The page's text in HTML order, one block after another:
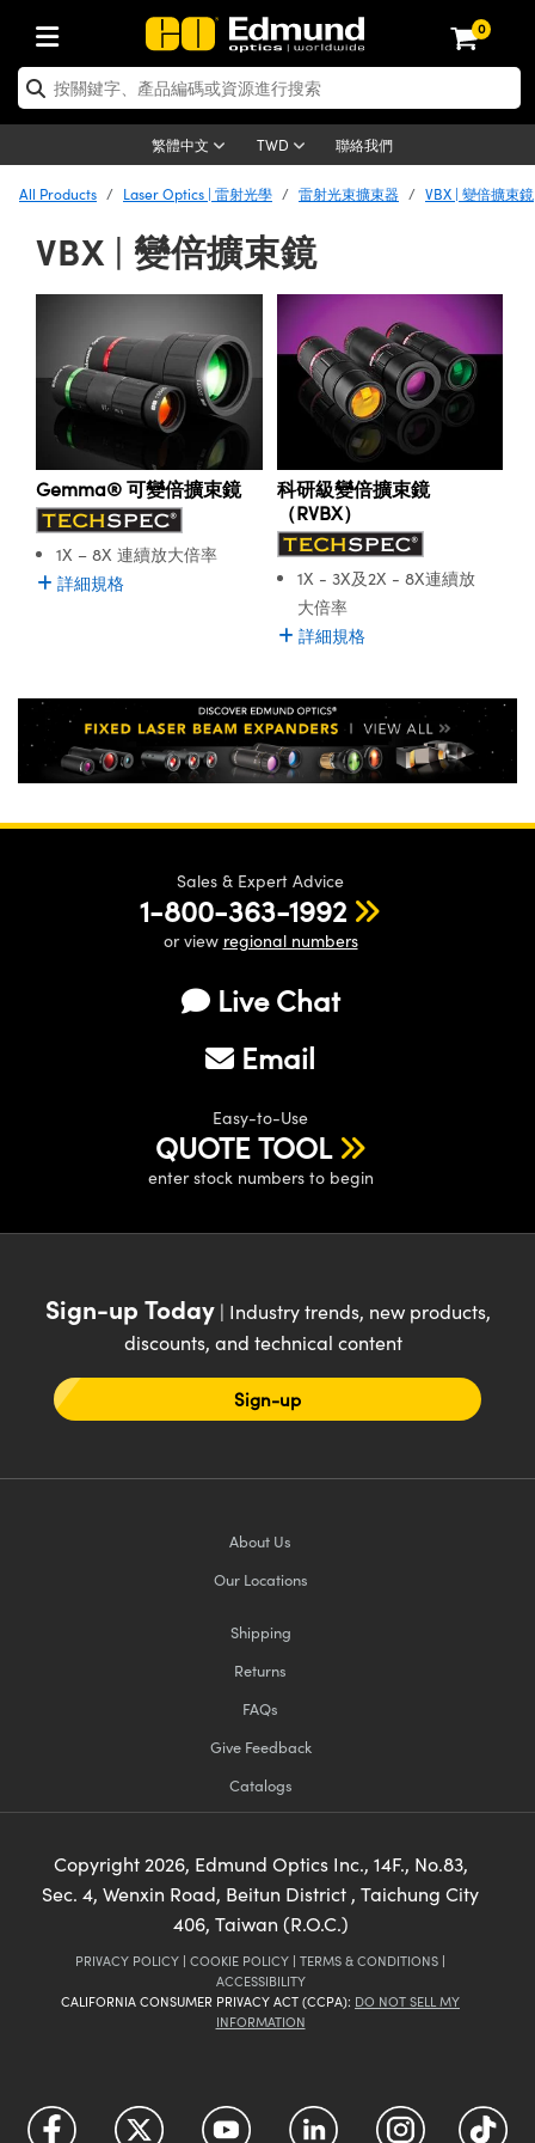
0
繁體中文 TWD 聯絡我們
| 光學產品
| 反射鏡
Diffusers | 窗鏡或擴散片
| 光學濾光片
Optics | 偏振光學元件
| 分光鏡
| 繞射光柵
| 光學組装
| 光纖
Sputtering) Coated Optics |
濺鍍）鍍膜光學元件
Optics | 雷射光學
| 雷射透鏡
| 雷射光窗鏡
| 雷射濾光片
| 超快光學
Assemblies | 雷射光學元件組
Shaping | 雷射光束整形
| 雷射分光鏡
| 雷射偏光片
| 光機組件
System | 光學籠式系統
Mounts | 台式光學安裝座
| 臺式系統
and Breadboards | 光學平臺
| 電動平臺
and Slides | 平臺和滑塊
| 光圈類
| 顯微鏡
| Mitutoyo 物鏡
| Olympus 物鏡
| Nikon 物鏡
| ZEISS 物鏡
Upright Microscopes
Objectives
Objectives | 有限共軛物鏡
| 反射物鏡
Lighting |顯微鏡照明
Systems| 體視顯微鏡系統
Filters | 顯微鏡濾光片
Lenses | 變焦鏡頭模組
Targets | 顯微鏡標靶
Mechanics | 顯微鏡用結構件
and Couplers | 中繼鏡或耦合鏡
放大鏡
| 雷射
and Electronics | 雷射
| 雷射光學
| 雷射防護
| 雷射用光機模組
| 雷射配件
| 實驗室和生產線
Lenses | 成像鏡頭
Lenses | 定焦鏡頭
| 遠心鏡頭
(S-Mount Lenses) | M12 鏡頭 (S
Objectives | 顯微鏡物鏡
Lenses for Harsh Environments
and Advanced
| 影視製作和高級攝影
| 相機
Cameras | Gigabit乙太網相
| FLIR 相機
Microscopy Cameras
Cameras | Allied Vision 相機
| Basler 相機
Cameras | IDS 相機
| Pixelink 相機
and Optomechanics |
and Illumination | 照明
Lighting | 機器視覺光源
Lighting |顯微鏡照明
Lighting | 寬譜光源
| 雷射光源
Sources | 其他光源
Accessories | 光源配件
Targets | 測試板
Targets | 解析度測試板
Targets | 畸變測試版
& Stage Micrometers | 圖像
試板
| USAF 測試版
劃板
and Detection | 測試與監測
| 光學度量
and Electronics | 雷射
品
放大器
| 光度計
| 光譜儀
and Roughness Standards | 表
糙度標準
Components | 主動光學元件
and Detection
and Production | 實驗室和生產
| 清潔用品
| 通用工具
Products | Acktar 黑色吸
| 暗室器材
Accessories | UV固化設備
性裝置
Production
應用選購
| 光譜儀
Imaging
Imaging
Microscopy
Tomography
By Brand
Development Systems
Optical Company
Gratings™
Products | 新品專區
and Detection
Production
| 清倉品
| 清倉光學產品
| 清倉光機組件
| 清倉顯微鏡
Lenses | 清倉成像鏡頭
| 清倉相機
| 清倉照明
Targets
Products | 重新認證產
| 重新認證光學產品
| 重新認證雷射
| 重新認證顯微鏡
Lenses | 重新認證成像鏡
| 重新認證相機
| 重新認證照明
Targets
and Production | 重新認證實
用品
All Products Laser Optics | 雷射光學 雷射光束擴束器 VBX | 變倍擴束鏡
VBX | 變倍擴束鏡
Gemma® 可變倍擴束鏡
1X – 8X 連續放大倍率
詳細規格
科研級變倍擴束鏡
（RVBX）
1X - 3X及2X - 8X連續放
大倍率
詳細規格
Sales & Expert Advice
1-800-363-1992
or view regional numbers
Live Chat
Email
Easy-to-Use
QUOTE TOOL
enter stock numbers to begin
Sign-up Today| Industry trends, new products,
discounts, and technical content
Sign-up
About Us
Our Locations
Shipping
Returns
FAQs
Give Feedback
Catalogs
Copyright 2026, Edmund Optics Inc., 14F., No.83,
Sec. 4, Wenxin Road, Beitun District , Taichung City
406, Taiwan (R.O.C.)
PRIVACY POLICY | COOKIE POLICY | TERMS & CONDITIONS |
ACCESSIBILITY
CALIFORNIA CONSUMER PRIVACY ACT (CCPA): DO NOT SELL MY
INFORMATION